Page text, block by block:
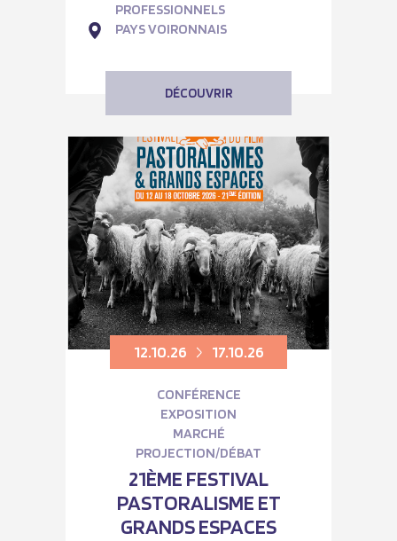
PROFESSIONNELS
PAYS VOIRONNAIS
DÉCOUVRIR
12.10.26 17.10.26
CONFÉRENCE
EXPOSITION
MARCHÉ
PROJECTION/DÉBAT
21ÈME FESTIVAL
PASTORALISME ET
GRANDS ESPACES